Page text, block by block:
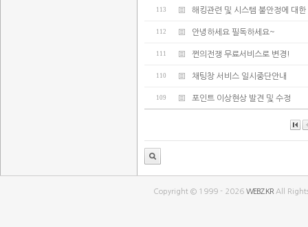
113 해킹관련 및 시스템 불안정에 대한
112 안녕하세요 필독하세요~
111 쩐의전쟁 무료서비스로 변경!
110 채팅창 서비스 일시중단안내
109 포인트 이상현상 발견 및 수정
Copyright © 1999 - 2026WEBZ.KR All